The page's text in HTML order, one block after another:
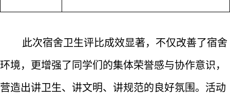
此次宿舍卫生评比成效显著，不仅改善了宿舍
环境，更增强了同学们的集体荣誉感与协作意识，
营造出讲卫生、讲文明、讲规范的良好氛围。活动